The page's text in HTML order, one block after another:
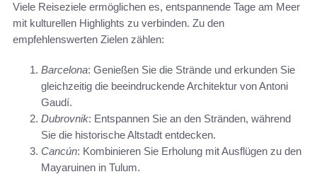
Viele Reiseziele ermöglichen es, entspannende Tage am Meer
mit kulturellen Highlights zu verbinden. Zu den
empfehlenswerten Zielen zählen:
Barcelona: Genießen Sie die Strände und erkunden Sie
gleichzeitig die beeindruckende Architektur von Antoni
Gaudí.
Dubrovnik: Entspannen Sie an den Stränden, während
Sie die historische Altstadt entdecken.
Cancún: Kombinieren Sie Erholung mit Ausflügen zu den
Mayaruinen in Tulum.